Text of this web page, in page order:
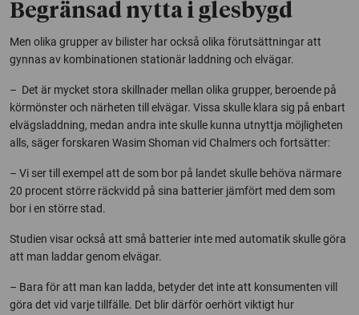
Begränsad nytta i glesbygd
Men olika grupper av bilister har också olika förutsättningar att
gynnas av kombinationen stationär laddning och elvägar.
– Det är mycket stora skillnader mellan olika grupper, beroende på
körmönster och närheten till elvägar. Vissa skulle klara sig på enbart
elvägsladdning, medan andra inte skulle kunna utnyttja möjligheten
alls, säger forskaren Wasim Shoman vid Chalmers och fortsätter:
– Vi ser till exempel att de som bor på landet skulle behöva närmare
20 procent större räckvidd på sina batterier jämfört med dem som
bor i en större stad.
Studien visar också att små batterier inte med automatik skulle göra
att man laddar genom elvägar.
– Bara för att man kan ladda, betyder det inte att konsumenten vill
göra det vid varje tillfälle. Det blir därför oerhört viktigt hur